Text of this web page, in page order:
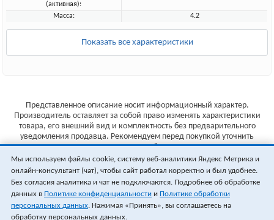
(активная):
Масса: 4.2
Показать все характеристики
Представленное описание носит информационный характер.
Производитель оставляет за собой право изменять характеристики
товара, его внешний вид и комплектность без предварительного
уведомления продавца. Рекомендуем перед покупкой уточнить
характеристики товара на сайте производителя.
Указанные цены не являются публичной офертой (ст.435 ГК РФ).
Стоимость и наличие товара уточняйте у менеджера.
Мы используем файлы cookie, систему веб-аналитики Яндекс Метрика и
онлайн-консультант (чат), чтобы сайт работал корректно и был удобнее.
Без согласия аналитика и чат не подключаются. Подробнее об обработке
данных в Политике конфиденциальности и Политике обработки
персональных данных. Нажимая «Принять», вы соглашаетесь на
обработку персональных данных.